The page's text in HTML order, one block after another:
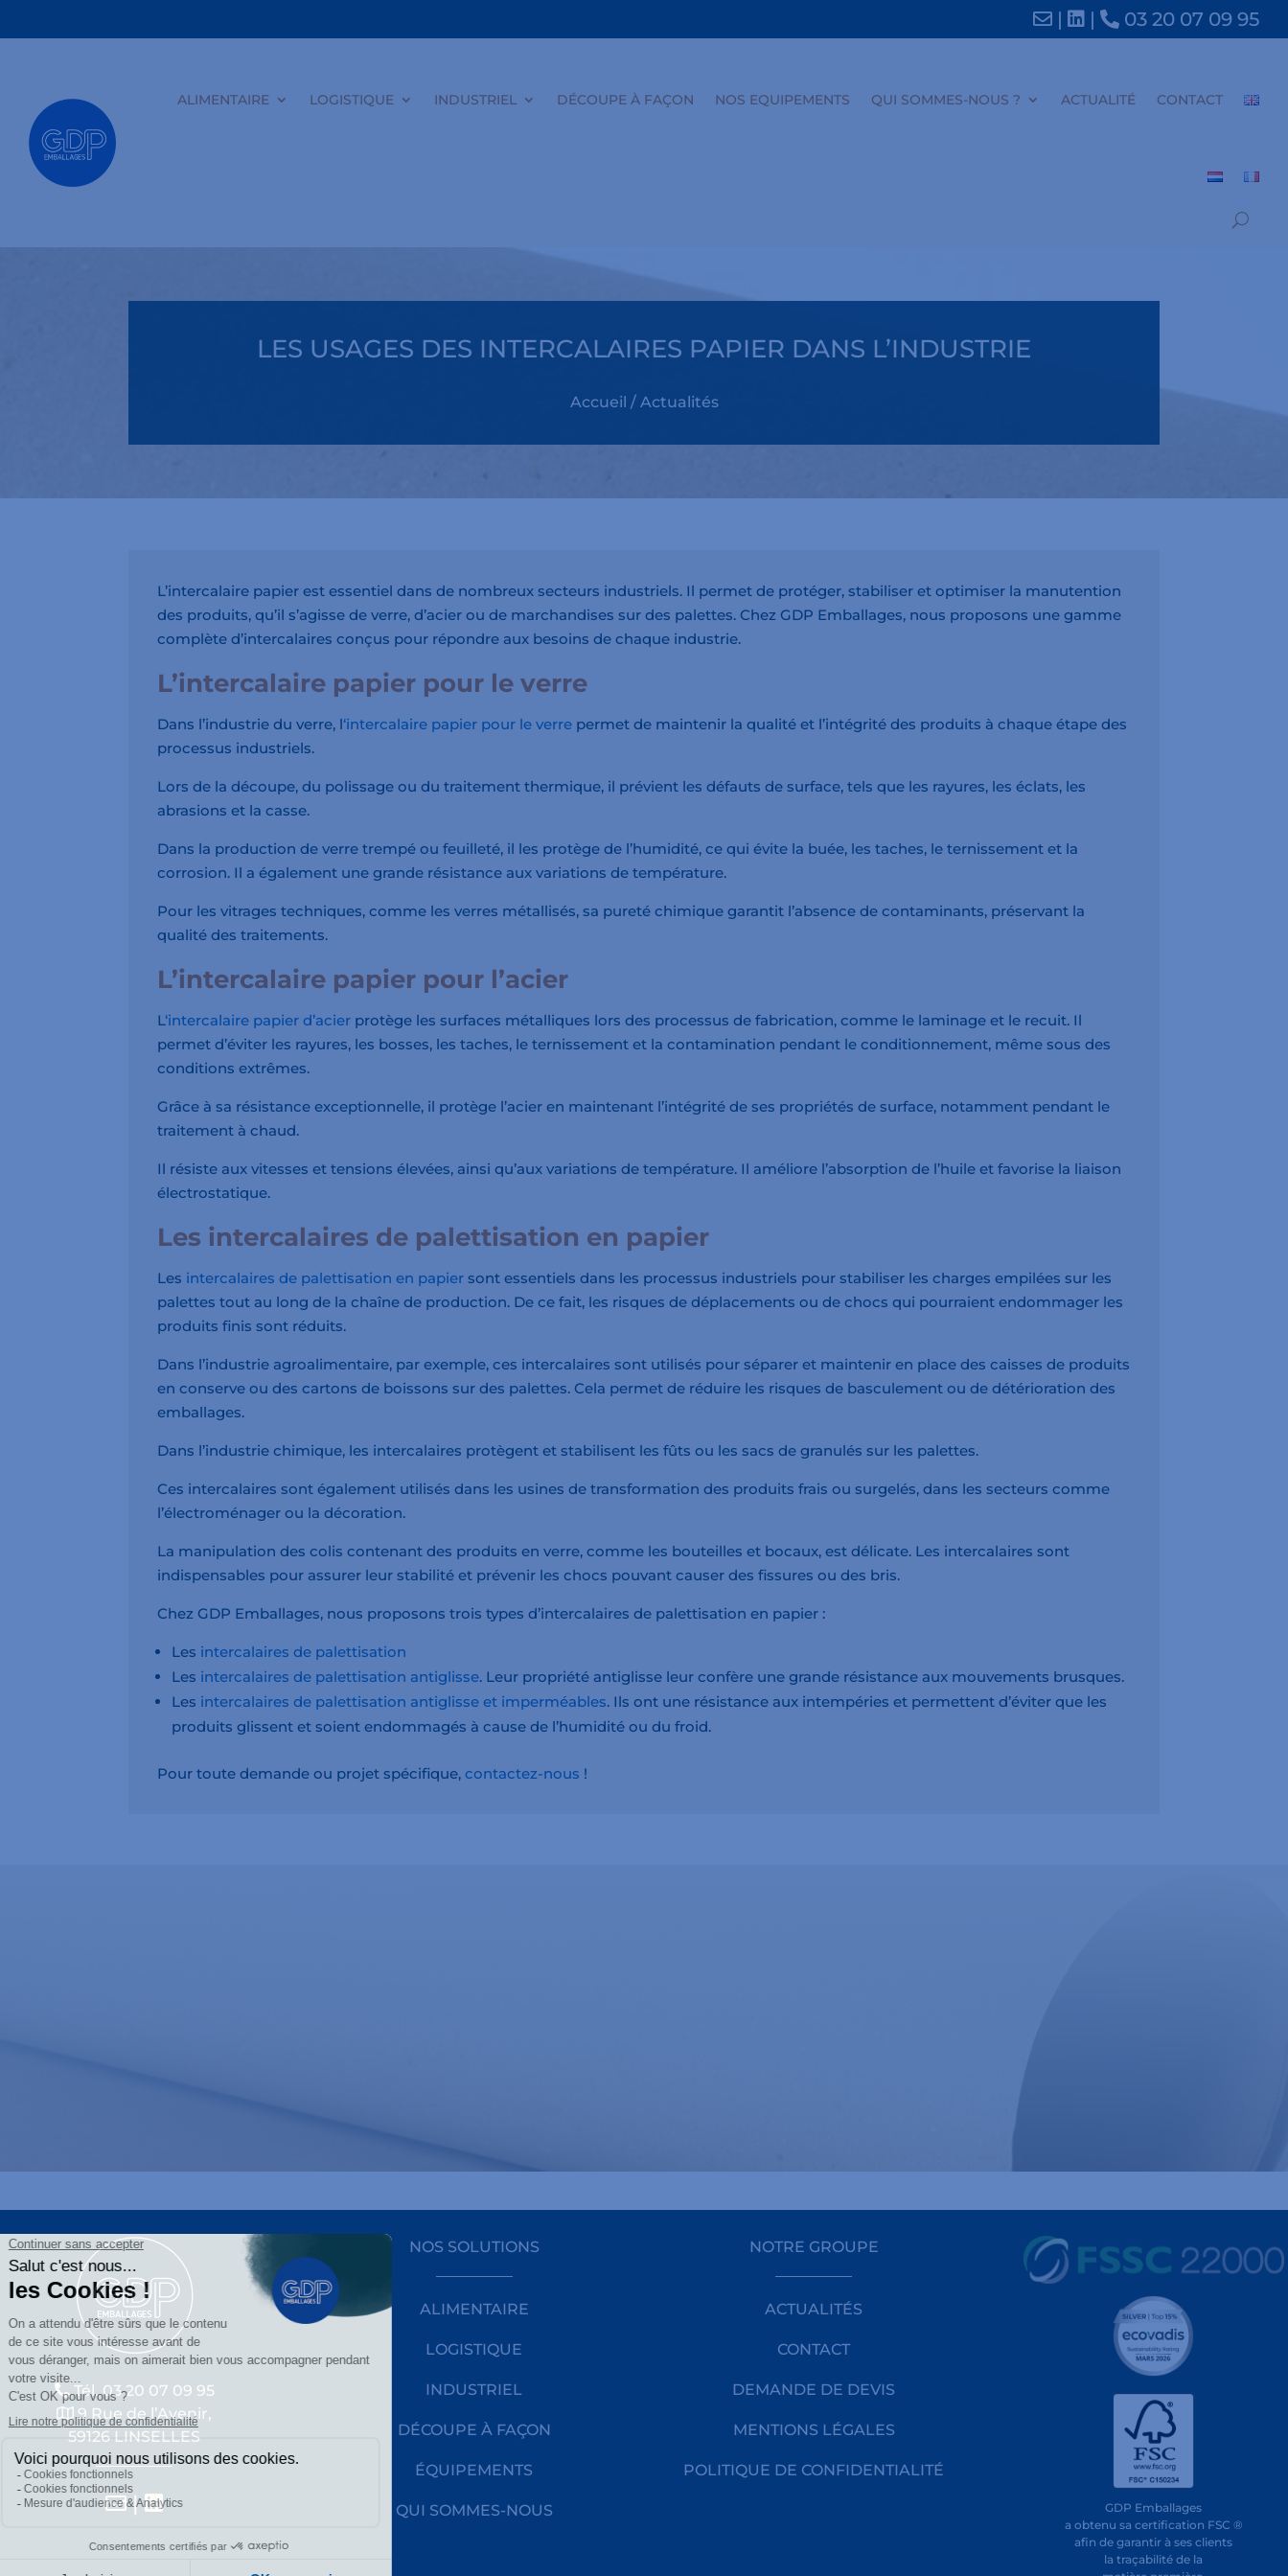
| | 03 20 07 09 95
ALIMENTAIRE LOGISTIQUE INDUSTRIEL DÉCOUPE À FAÇON NOS EQUIPEMENTS QUI SOMMES-NOUS ? ACTUALITÉ CONTACT
LES USAGES DES INTERCALAIRES PAPIER DANS L’INDUSTRIE
Accueil / Actualités
L’intercalaire papier est essentiel dans de nombreux secteurs industriels. Il permet de protéger, stabiliser et optimiser la manutention
des produits, qu’il s’agisse de verre, d’acier ou de marchandises sur des palettes. Chez GDP Emballages, nous proposons une gamme
complète d’intercalaires conçus pour répondre aux besoins de chaque industrie.
L’intercalaire papier pour le verre
Dans l’industrie du verre, l‘intercalaire papier pour le verre permet de maintenir la qualité et l’intégrité des produits à chaque étape des
processus industriels.
Lors de la découpe, du polissage ou du traitement thermique, il prévient les défauts de surface, tels que les rayures, les éclats, les
abrasions et la casse.
Dans la production de verre trempé ou feuilleté, il les protège de l’humidité, ce qui évite la buée, les taches, le ternissement et la
corrosion. Il a également une grande résistance aux variations de température.
Pour les vitrages techniques, comme les verres métallisés, sa pureté chimique garantit l’absence de contaminants, préservant la
qualité des traitements.
L’intercalaire papier pour l’acier
L‘intercalaire papier d’acier protège les surfaces métalliques lors des processus de fabrication, comme le laminage et le recuit. Il
permet d’éviter les rayures, les bosses, les taches, le ternissement et la contamination pendant le conditionnement, même sous des
conditions extrêmes.
Grâce à sa résistance exceptionnelle, il protège l’acier en maintenant l’intégrité de ses propriétés de surface, notamment pendant le
traitement à chaud.
Il résiste aux vitesses et tensions élevées, ainsi qu’aux variations de température. Il améliore l’absorption de l’huile et favorise la liaison
électrostatique.
Les intercalaires de palettisation en papier
Les intercalaires de palettisation en papier sont essentiels dans les processus industriels pour stabiliser les charges empilées sur les
palettes tout au long de la chaîne de production. De ce fait, les risques de déplacements ou de chocs qui pourraient endommager les
produits finis sont réduits.
Dans l’industrie agroalimentaire, par exemple, ces intercalaires sont utilisés pour séparer et maintenir en place des caisses de produits
en conserve ou des cartons de boissons sur des palettes. Cela permet de réduire les risques de basculement ou de détérioration des
emballages.
Dans l’industrie chimique, les intercalaires protègent et stabilisent les fûts ou les sacs de granulés sur les palettes.
Ces intercalaires sont également utilisés dans les usines de transformation des produits frais ou surgelés, dans les secteurs comme
l’électroménager ou la décoration.
La manipulation des colis contenant des produits en verre, comme les bouteilles et bocaux, est délicate. Les intercalaires sont
indispensables pour assurer leur stabilité et prévenir les chocs pouvant causer des fissures ou des bris.
Chez GDP Emballages, nous proposons trois types d’intercalaires de palettisation en papier :
Les intercalaires de palettisation
Les intercalaires de palettisation antiglisse. Leur propriété antiglisse leur confère une grande résistance aux mouvements brusques.
Les intercalaires de palettisation antiglisse et imperméables. Ils ont une résistance aux intempéries et permettent d’éviter que les
produits glissent et soient endommagés à cause de l’humidité ou du froid.
Pour toute demande ou projet spécifique,contactez-nous !
Tél. 03 20 07 09 95
9 Rue de l’Avenir,
59126 LINSELLES
|
NOS SOLUTIONS
ALIMENTAIRE
LOGISTIQUE
INDUSTRIEL
DÉCOUPE À FAÇON
ÉQUIPEMENTS
QUI SOMMES-NOUS
NOTRE GROUPE
ACTUALITÉS
CONTACT
DEMANDE DE DEVIS
MENTIONS LÉGALES
POLITIQUE DE CONFIDENTIALITÉ
GDP Emballages
a obtenu sa certification FSC ®
afin de garantir à ses clients
la traçabilité de la